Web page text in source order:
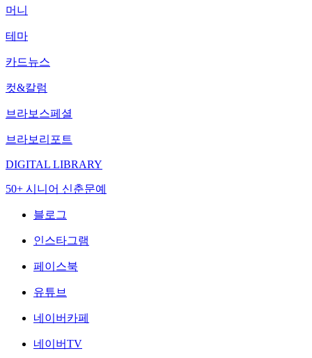
머니
테마
카드뉴스
컷&칼럼
브라보스페셜
브라보리포트
DIGITAL LIBRARY
50+ 시니어 신춘문예
블로그
인스타그램
페이스북
유튜브
네이버카페
네이버TV